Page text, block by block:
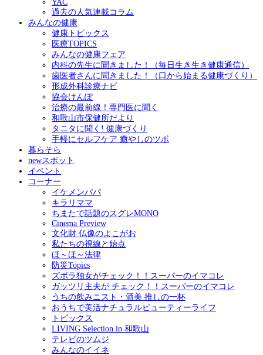
YAC
過去の人気連載コラム
みんなの健康
健康トピックス
医療TOPICS
みんなの健康フェア
内科の先生に聞きました！（毎日生き生き健康通信）
歯医者さんに聞きました！（口から始まる健康づくり）
形成外科診療ナビ
協会けんぽ
治療の最前線！専門医に聞く
和歌山市保健所だより
タニタに聞く! 健康づくり
手軽にセルフケア 癒やしのツボ
暮らそら
newスポット
イベント
コーナー
イケメンパパ
キラリママ
ちまたで話題のスグレMONO
Cinema Preview
文化財 仏像のよこがお
私たちの視線と始点
ほ～ほ～法律
防災Topics
ズボラ独女がチェック！！スーパーのイマコレ
ガッツリ主夫が チェック！！スーパーのイマコレ
うちの飲みニスト・酒美 推しの一杯
おうちで美活ナチュラルビューティーライフ
トピックス
LIVING Selection in 和歌山
テレビのツムジ
みんなのイイネ